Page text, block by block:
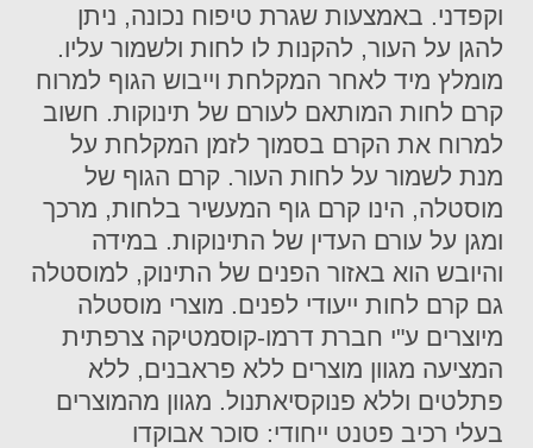
וקפדני. באמצעות שגרת טיפוח נכונה, ניתן
להגן על העור, להקנות לו לחות ולשמור עליו.
מומלץ מיד לאחר המקלחת וייבוש הגוף למרוח
קרם לחות המותאם לעורם של תינוקות. חשוב
למרוח את הקרם בסמוך לזמן המקלחת על
מנת לשמור על לחות העור. קרם הגוף של
מוסטלה, הינו קרם גוף המעשיר בלחות, מרכך
ומגן על עורם העדין של התינוקות. במידה
והיובש הוא באזור הפנים של התינוק, למוסטלה
גם קרם לחות ייעודי לפנים. מוצרי מוסטלה
מיוצרים ע"י חברת דרמו-קוסמטיקה צרפתית
המציעה מגוון מוצרים ללא פראבנים, ללא
פתלטים וללא פנוקסיאתנול. מגוון מהמוצרים
בעלי רכיב פטנט ייחודי: סוכר אבוקדו